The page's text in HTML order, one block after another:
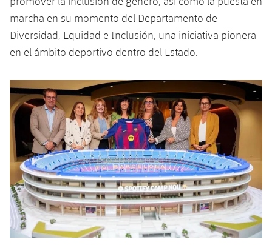
Historia
Infantil
Alevín
Actualidad
Masculino
Femenino
Agenda
Baloncesto en silla de ruedas
plusicon
más
Actualidad
Jugadores
Calendario
Resultados
Clasificaciones
Hockey sobre hielo
Actualidad
Jugadores
Calendario
Resultados
Clasificaciones
Hockey hierba
plusicon
más
Noticias
Hockey Hierba Masculino
Hockey Hierba Femenino
Patinaje artístico
plusicon
más
Actualidad
Plantilla
Agenda
Escuela de Patinaje
Rugby
plusicon
más
Actualidad
Voleibol
plusicon
más
marcha en su momento del Departamento de
Diversidad, Equidad e Inclusión, una iniciativa pionera
en el ámbito deportivo dentro del Estado.